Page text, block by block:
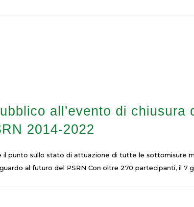
all’evento di chiusura
2014-2022
il punto sullo stato di attuazione di tutte le sottomisure
al futuro del PSRN Con oltre 270 partecipanti, il 7